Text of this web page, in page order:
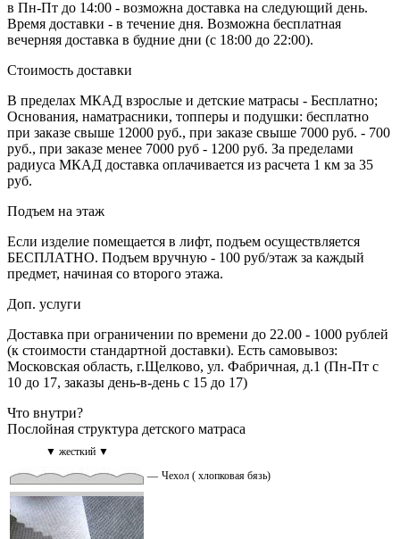
в Пн-Пт до 14:00 - возможна доставка на следующий день.
Время доставки - в течение дня. Возможна бесплатная
вечерняя доставка в будние дни (с 18:00 до 22:00).
Стоимость доставки
В пределах МКАД взрослые и детские матрасы - Бесплатно;
Основания, наматрасники, топперы и подушки: бесплатно
при заказе свыше 12000 руб., при заказе свыше 7000 руб. - 700
руб., при заказе менее 7000 руб - 1200 руб. За пределами
радиуса МКАД доставка оплачивается из расчета 1 км за 35
руб.
Подъем на этаж
Если изделие помещается в лифт, подъем осуществляется
БЕСПЛАТНО. Подъем вручную - 100 руб/этаж за каждый
предмет, начиная со второго этажа.
Доп. услуги
Доставка при ограничении по времени до 22.00 - 1000 рублей
(к стоимости стандартной доставки). Есть самовывоз:
Московская область, г.Щелково, ул. Фабричная, д.1 (Пн-Пт с
10 до 17, заказы день-в-день с 15 до 17)
Что внутри?
Послойная структура детского матраса
▼ жесткий ▼
— Чехол ( хлопковая бязь)